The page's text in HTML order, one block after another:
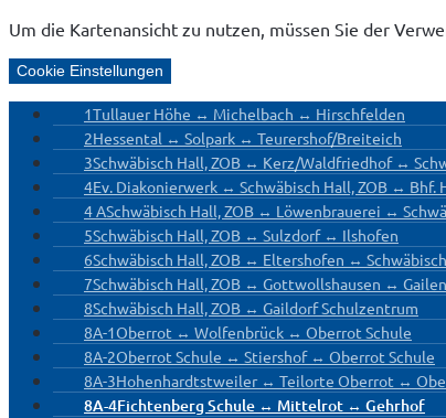
Um die Kartenansicht zu nutzen, müssen Sie der
Cookie Einstellungen
1Tullauer Höhe ↔ Michelbach ↔ Hirschfelden
2Hessental ↔ Solpark ↔ Teurershof/Breiteich
3Schwäbisch Hall, ZOB ↔ Kerz/Waldfriedhof ↔
4Ev. Diakonierwerk ↔ Schwäbisch Hall, ZOB ↔ Bhf.
4 ASchwäbisch Hall, ZOB ↔ Löwenbrauerei ↔
5Schwäbisch Hall, ZOB ↔ Sulzdorf ↔ Ilshofen
6Schwäbisch Hall, ZOB ↔ Eltershofen ↔
7Schwäbisch Hall, ZOB ↔ Gottwollshausen ↔
8Schwäbisch Hall, ZOB ↔ Gaildorf Schulzentrum
8A-1Oberrot ↔ Wolfenbrück ↔ Oberrot Schule
8A-2Oberrot Schule ↔ Stiershof ↔ Oberrot Schule
8A-3Hohenhardtstweiler ↔ Teilorte Oberrot ↔
8A-4Fichtenberg Schule ↔ Mittelrot ↔ Gehrhof